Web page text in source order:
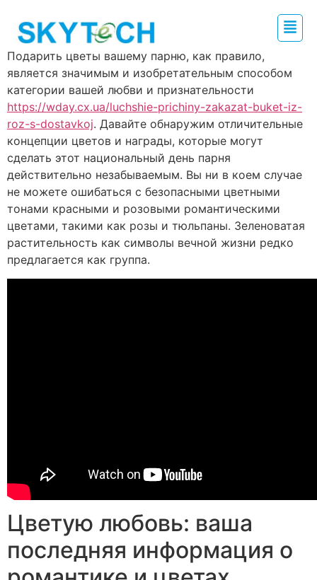
Подарить цветы вашему парню, как правило,
является значимым и изобретательным способом
категории вашей любви и признательности
https://wday.cx.ua/luchshie-prichiny-zakazat-buket-iz-
roz-s-dostavkoj. Давайте обнаружим отличительные
концепции цветов и награды, которые могут
сделать этот национальный день парня
действительно незабываемым. Вы ни в коем случае
не можете ошибаться с безопасными цветными
тонами красными и розовыми романтическими
цветами, такими как розы и тюльпаны. Зеленоватая
растительность как символы вечной жизни редко
предлагается как группа.
Цветую любовь: ваша
последняя информация о